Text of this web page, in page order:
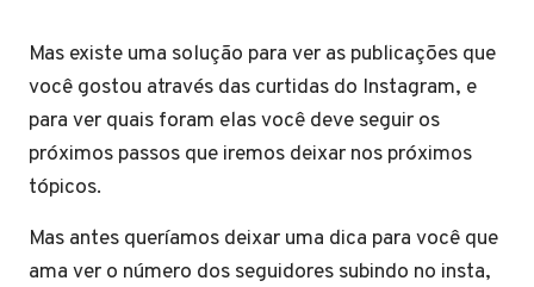
Mas existe uma solução para ver as publicações que
você gostou através das curtidas do Instagram, e
para ver quais foram elas você deve seguir os
próximos passos que iremos deixar nos próximos
tópicos.
Mas antes queríamos deixar uma dica para você que
ama ver o número dos seguidores subindo no insta,